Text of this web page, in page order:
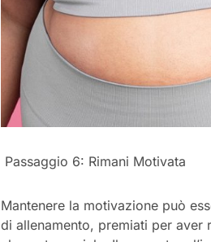
Passaggio 6: Rimani Motivata
Mantenere la motivazione può
di allenamento, premiati per